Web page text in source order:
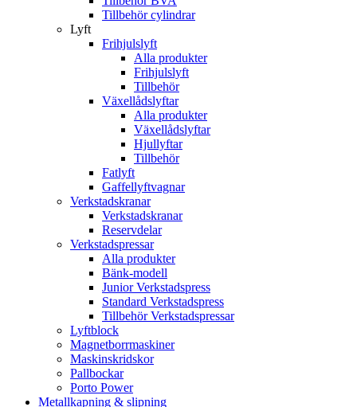
Tillbehör cylindrar
Lyft
Frihjulslyft
Alla produkter
Frihjulslyft
Tillbehör
Växellådslyftar
Alla produkter
Växellådslyftar
Hjullyftar
Tillbehör
Fatlyft
Gaffellyftvagnar
Verkstadskranar
Verkstadskranar
Reservdelar
Verkstadspressar
Alla produkter
Bänk-modell
Junior Verkstadspress
Standard Verkstadspress
Tillbehör Verkstadspressar
Lyftblock
Magnetborrmaskiner
Maskinskridskor
Pallbockar
Porto Power
Metallkapning & slipning